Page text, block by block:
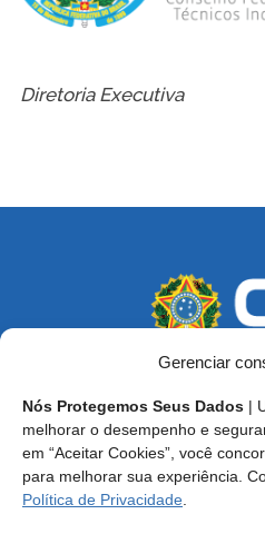
Gerenciar
Nós Protegemos Seus Dados |
melhorar o desempenho e
em “Aceitar Cookies”, você
para melhorar sua experiência.
Política de Privacidade
Diretoria Executiva
Endereço: SCS, Quadra 02,
9º Andar CEP 70.316-900 -
Central de Atendimento ao